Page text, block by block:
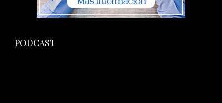
PODCAST